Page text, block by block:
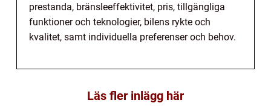
prestanda, bränsleeffektivitet, pris, tillgängliga
funktioner och teknologier, bilens rykte och
kvalitet, samt individuella preferenser och behov.
Läs fler inlägg här